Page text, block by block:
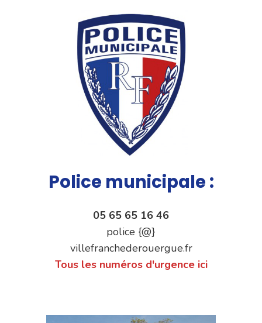
Police municipale :
05 65 65 16 46
police {@}
villefranchederouergue.fr
Tous les numéros d'urgence ici